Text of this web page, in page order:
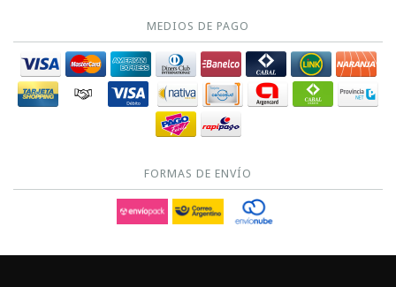
MEDIOS DE PAGO
FORMAS DE ENVÍO